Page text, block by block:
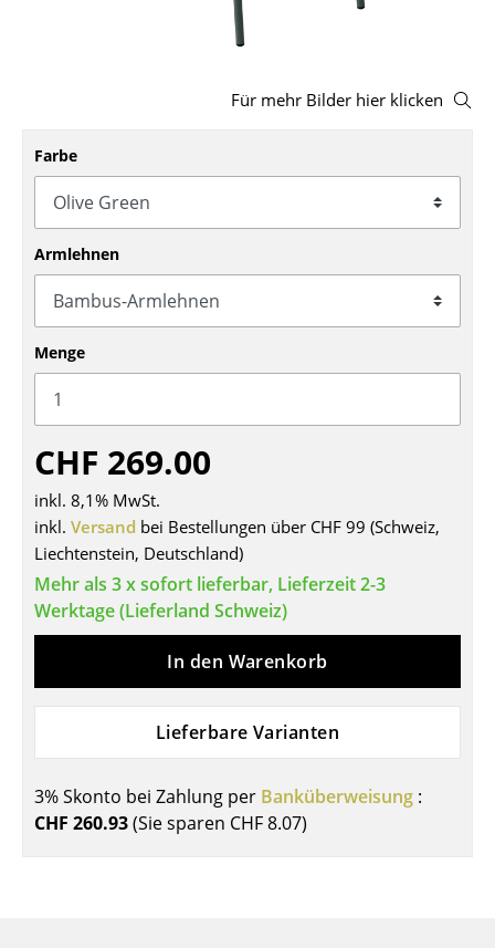
Schaukelstühle
Bürodrehstühle
Konferenzstühle
Bürosessel
Einzelteile
... alle Sitzmöbel
Tische
Esstische
Beistelltische
Couchtische
Schreibtische
Sekretäre & PC-Tische
Stehtische & Stehpulte
Kindertische
Gartentische
Für mehr Bilder hier klicken
Farbe
Armlehnen
Menge
CHF 269.00
inkl. 8,1% MwSt.
inkl. Versand bei Bestellungen über CHF 99 (Schweiz,
Liechtenstein, Deutschland)
Mehr als 3 x sofort lieferbar, Lieferzeit 2-3
Werktage (Lieferland Schweiz)
In den Warenkorb
Lieferbare Varianten
3% Skonto bei Zahlung per Banküberweisung :
CHF 260.93(Sie sparen CHF 8.07)